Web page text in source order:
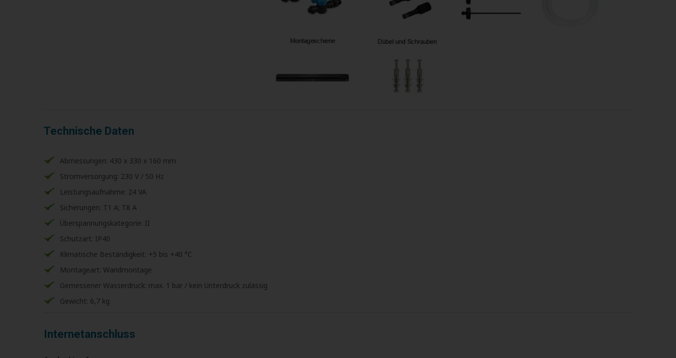
Technische Daten
Abmessungen: 430 x 330 x 160 mm
Stromversorgung: 230 V / 50 Hz
Leistungsaufnahme: 24 VA
Sicherungen: T1 A; T8 A
Überspannungskategorie: II
Schutzart: IP40
Klimatische Beständigkeit: +5 bis +40 °C
Montageart: Wandmontage
Gemessener Wasserdruck: max. 1 bar / kein Unterdruck zulässig
Gewicht: 6,7 kg
Internetanschluss